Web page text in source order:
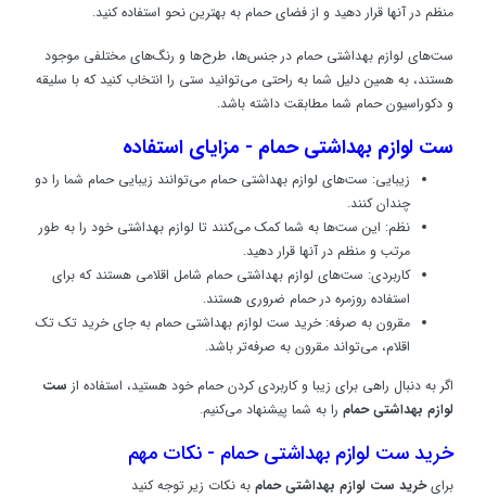
منظم در آنها قرار دهید و از فضای حمام به بهترین نحو استفاده کنید.
ست‌های لوازم بهداشتی حمام در جنس‌ها، طرح‌ها و رنگ‌های مختلفی موجود
هستند، به همین دلیل شما به راحتی می‌توانید ستی را انتخاب کنید که با سلیقه
و دکوراسیون حمام شما مطابقت داشته باشد.
ست لوازم بهداشتی حمام - مزایای استفاده
زیبایی: ست‌های لوازم بهداشتی حمام می‌توانند زیبایی حمام شما را دو
چندان کنند.
نظم: این ست‌ها به شما کمک می‌کنند تا لوازم بهداشتی خود را به طور
مرتب و منظم در آنها قرار دهید.
کاربردی: ست‌های لوازم بهداشتی حمام شامل اقلامی هستند که برای
استفاده روزمره در حمام ضروری هستند.
مقرون به صرفه: خرید ست لوازم بهداشتی حمام به جای خرید تک تک
اقلام، می‌تواند مقرون به صرفه‌تر باشد.
اگر به دنبال راهی برای زیبا و کاربردی کردن حمام خود هستید، استفاده از ست
لوازم بهداشتی حمام را به شما پیشنهاد می‌کنیم.
خرید ست لوازم بهداشتی حمام - نکات مهم
برایخرید ست لوازم بهداشتی حمام به نکات زیر توجه کنید